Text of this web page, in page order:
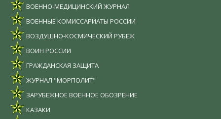
ВОЕННО-МЕДИЦИНСКИЙ ЖУРНАЛ
ВОЕННЫЕ КОМИССАРИАТЫ РОССИИ
ВОЗДУШНО-КОСМИЧЕСКИЙ РУБЕЖ
ВОИН РОССИИ
ГРАЖДАНСКАЯ ЗАЩИТА
ЖУРНАЛ "МОРПОЛИТ"
ЗАРУБЕЖНОЕ ВОЕННОЕ ОБОЗРЕНИЕ
КАЗАКИ